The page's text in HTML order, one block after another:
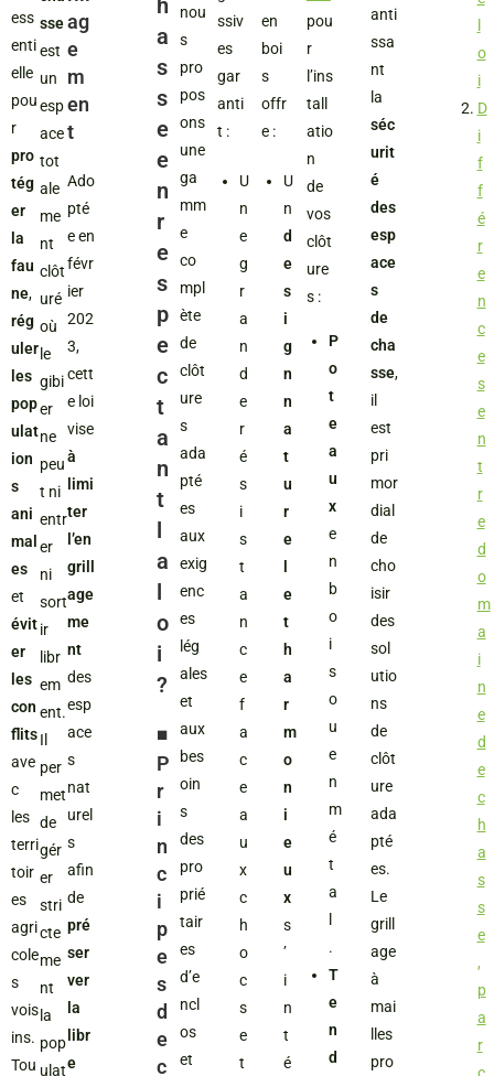
ess
enti
elle
pou
r
pro
tég
er
la
fau
ne,
rég
uler
les
pop
ulat
ion
s
ani
mal
es
et
évit
er
les
con
flits
ave
c
les
terri
toir
es
agri
cole
s
vois
ins.
Tou
sse
est
un
esp
ace
tot
ale
me
nt
clôt
uré
où
le
gibi
er
ne
peu
t ni
entr
er
ni
sort
ir
libr
em
ent.
Il
per
met
de
gér
er
stri
cte
me
nt
la
pop
ulat
ag
e
m
en
t
Ado
pté
e en
févr
ier
202
3,
cett
e loi
vise
à
limi
ter
l’en
grill
age
me
nt
des
esp
ace
s
nat
urel
s
afin
de
pré
ser
ver
la
libr
e
h
a
s
s
e
e
n
r
e
s
p
e
c
t
a
n
t
l
a
l
o
i
?
◾️
P
r
i
n
c
i
p
e
s
d
e
c
nou
s
pro
pos
ons
une
ga
mm
e
co
mpl
ète
de
clôt
ure
s
ada
pté
es
aux
exig
enc
es
lég
ales
et
aux
bes
oin
s
des
pro
prié
tair
es
d’e
ncl
os
et
ssiv
es
gar
anti
t :
U
n
e
g
r
a
n
d
e
r
é
s
i
s
t
a
n
c
e
f
a
c
e
a
u
x
c
h
o
c
s
e
t
en
boi
s
offr
e :
U
n
d
e
s
i
g
n
n
a
t
u
r
e
e
t
h
a
r
m
o
n
i
e
u
x
s
’
i
n
t
é
pou
r
l’ins
tall
atio
n
de
vos
clôt
ure
s :
P
o
t
e
a
u
x
e
n
b
o
i
s
o
u
e
n
m
é
t
a
.
T
e
n
d
anti
ssa
nt
la
séc
urit
é
des
esp
ace
s
de
cha
sse,
il
est
pri
mor
dial
de
cho
isir
des
sol
utio
ns
de
clôt
ure
ada
pté
es.
Le
grill
age
à
mai
lles
pro
o
i
D
i
f
f
é
r
e
n
c
e
s
e
n
t
r
e
d
o
m
a
i
n
e
d
e
c
h
a
s
s
e
,
p
a
r